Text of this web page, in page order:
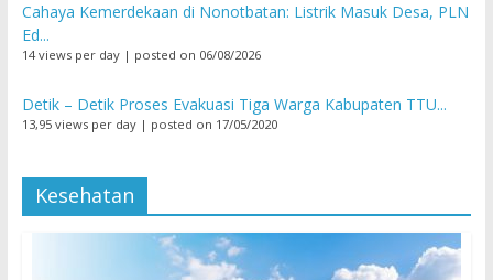
Cahaya Kemerdekaan di Nonotbatan: Listrik Masuk Desa, PLN
Ed...
14 views per day| posted on 06/08/2026
Detik – Detik Proses Evakuasi Tiga Warga Kabupaten TTU...
13,95 views per day| posted on 17/05/2020
Kesehatan